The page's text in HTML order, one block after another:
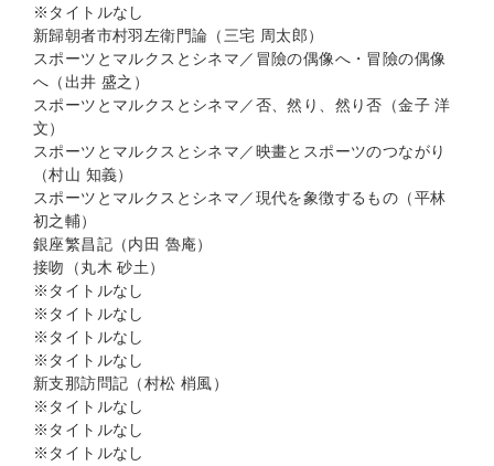
※タイトルなし
新歸朝者市村羽左衛門論（三宅 周太郎）
スポーツとマルクスとシネマ／冒險の偶像へ・冒險の偶像
へ（出井 盛之）
スポーツとマルクスとシネマ／否、然り、然り否（金子 洋
文）
スポーツとマルクスとシネマ／映畫とスポーツのつながり
（村山 知義）
スポーツとマルクスとシネマ／現代を象徴するもの（平林
初之輔）
銀座繁昌記（内田 魯庵）
接吻（丸木 砂土）
※タイトルなし
※タイトルなし
※タイトルなし
※タイトルなし
新支那訪問記（村松 梢風）
※タイトルなし
※タイトルなし
※タイトルなし